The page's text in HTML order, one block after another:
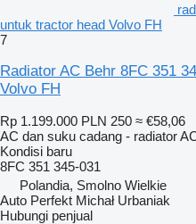
untuk tractor head Volvo FH
7
Radiator AC Behr 8FC 351
Volvo FH
Rp 1.199.000 PLN 250 ≈ €58,06
AC dan suku cadang - radiator
Kondisi baru
8FC 351 345-031
Polandia, Smolno Wielkie
Auto Perfekt Michał Urbaniak
Hubungi penjual